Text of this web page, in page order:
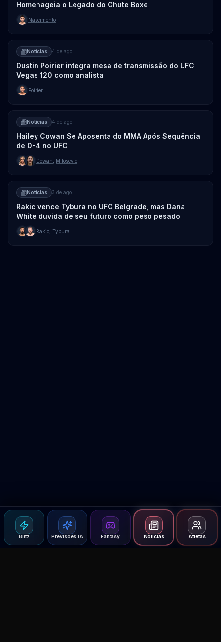
Blitz Previsoes IA Fantasy Notícias Atletas
Homenageia o Legado do Chute Boxe
Nascimento
Notícias 4 de ago.
Dustin Poirier integra mesa de transmissão do UFC
Vegas 120 como analista
Poirier
Notícias 4 de ago.
Hailey Cowan Se Aposenta do MMA Após Sequência
de 0-4 no UFC
Cowan Milosevic
Notícias 3 de ago.
Rakic vence Tybura no UFC Belgrade, mas Dana
White duvida de seu futuro como peso pesado
Rakic Tybura